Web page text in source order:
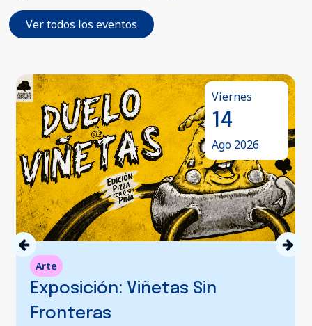
Ver todos los eventos
Viernes
14
Ago 2026
Arte
Exposición: Viñetas Sin
Fronteras